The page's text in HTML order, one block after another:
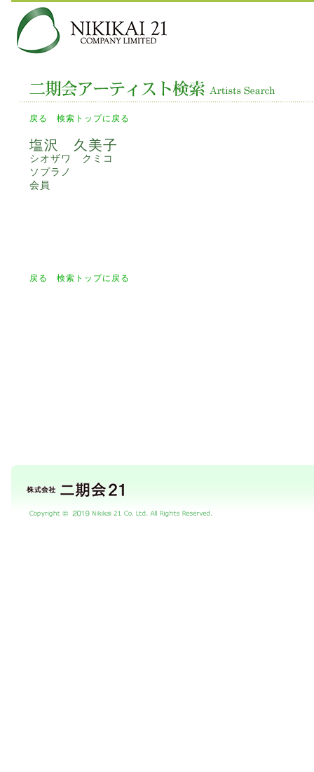
戻る 検索トップに戻る
塩沢 久美子
シオザワ クミコ
ソプラノ
会員
戻る 検索トップに戻る